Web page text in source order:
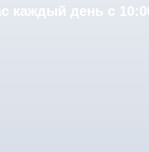
каждый день с